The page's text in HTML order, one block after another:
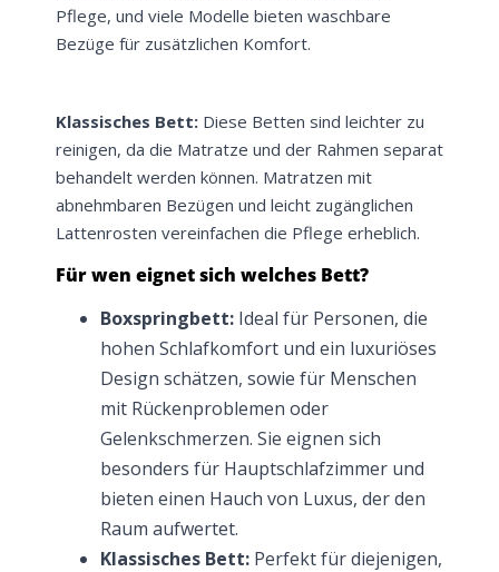
Pflege, und viele Modelle bieten waschbare
Bezüge für zusätzlichen Komfort.
Klassisches Bett: Diese Betten sind leichter zu
reinigen, da die Matratze und der Rahmen separat
behandelt werden können. Matratzen mit
abnehmbaren Bezügen und leicht zugänglichen
Lattenrosten vereinfachen die Pflege erheblich.
Für wen eignet sich welches Bett?
Boxspringbett: Ideal für Personen, die
hohen Schlafkomfort und ein luxuriöses
Design schätzen, sowie für Menschen
mit Rückenproblemen oder
Gelenkschmerzen. Sie eignen sich
besonders für Hauptschlafzimmer und
bieten einen Hauch von Luxus, der den
Raum aufwertet.
Klassisches Bett: Perfekt für diejenigen,